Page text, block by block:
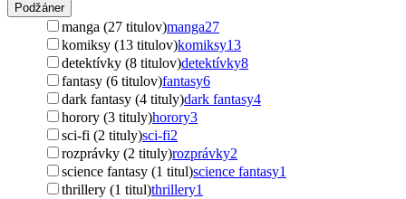
Podžáner
manga (27 titulov)manga27
komiksy (13 titulov)komiksy13
detektívky (8 titulov)detektívky8
fantasy (6 titulov)fantasy6
dark fantasy (4 tituly)dark fantasy4
horory (3 tituly)horory3
sci-fi (2 tituly)sci-fi2
rozprávky (2 tituly)rozprávky2
science fantasy (1 titul)science fantasy1
thrillery (1 titul)thrillery1